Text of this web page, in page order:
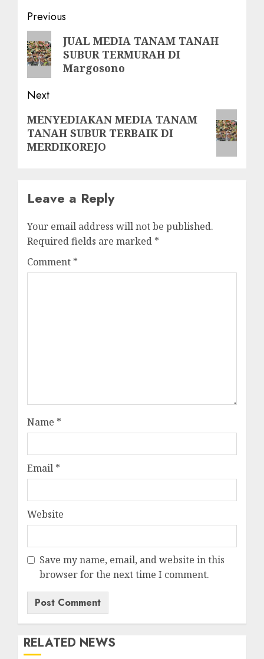
Post
navigation
Previous
Previous
post:
JUAL MEDIA TANAM TANAH
SUBUR TERMURAH DI
Margosono
Next
Next
post:
MENYEDIAKAN MEDIA TANAM
TANAH SUBUR TERBAIK DI
MERDIKOREJO
Leave a Reply
Your email address will not be published.
Required fields are marked *
Comment *
Name *
Email *
Website
Save my name, email, and website in this
browser for the next time I comment.
RELATED NEWS